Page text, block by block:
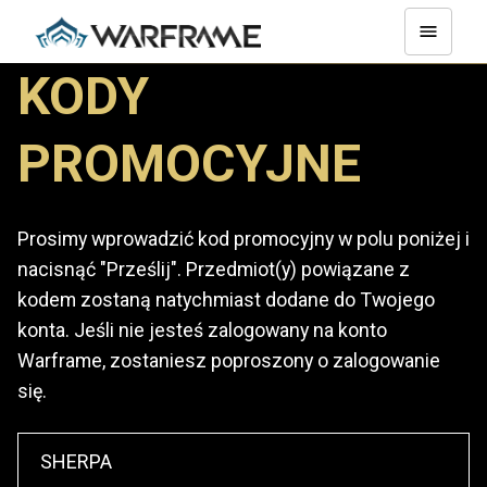
KODY
PROMOCYJNE
Prosimy wprowadzić kod promocyjny w polu poniżej i
nacisnąć "Prześlij". Przedmiot(y) powiązane z
kodem zostaną natychmiast dodane do Twojego
konta. Jeśli nie jesteś zalogowany na konto
Warframe, zostaniesz poproszony o zalogowanie
się.